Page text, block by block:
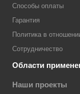
Способы оплаты
Гарантия
Политика в
Сотрудничество
Области
Наши проекты